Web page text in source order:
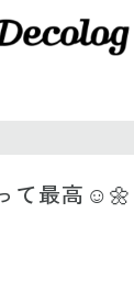
て最高☺️🌼